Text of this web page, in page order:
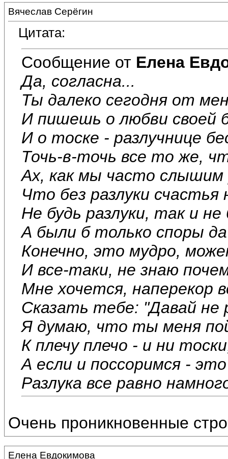
Вячеслав Серёгин
Цитата:
Сообщение от Елена
Да, согласна...
Ты далеко сегодня от
И пишешь о любви своей
И о тоске - разлучнице
Точь-в-точь все то же,
Ах, как мы часто слышим
Что без разлуки счастья
Не будь разлуки, так и
А были б только споры
Конечно, это мудро,
И все-таки, не знаю
Мне хочется, наперекор
Сказать тебе: "Давай не
Я думаю, что ты меня
К плечу плечо - и ни
А если и поссоримся -
Разлука все равно
Очень проникновенные
Елена Евдокимова